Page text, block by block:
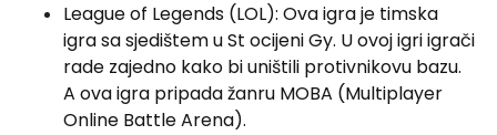
League of Legends (LOL): Ova igra je timska
igra sa sjedištem u St ocijeni Gy. U ovoj igri igrači
rade zajedno kako bi uništili protivnikovu bazu.
A ova igra pripada žanru MOBA (Multiplayer
Online Battle Arena).